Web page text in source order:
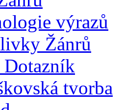
výrazů
Žánrů
tvorba